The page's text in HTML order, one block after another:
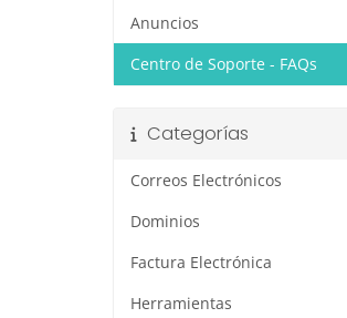
Anuncios
Centro de Soporte - FAQs
Categorías
Correos Electrónicos
Dominios
Factura Electrónica
Herramientas